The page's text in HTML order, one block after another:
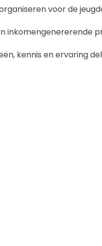
voor de
inkomengenererende
kennis en ervaring